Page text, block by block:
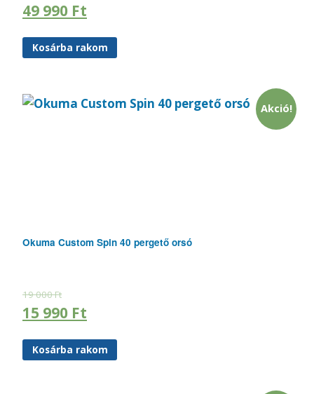
49 990 Ft
Kosárba rakom
Akció!
Okuma Custom Spin 40 pergető orsó
19 000Ft
15 990 Ft
Kosárba rakom